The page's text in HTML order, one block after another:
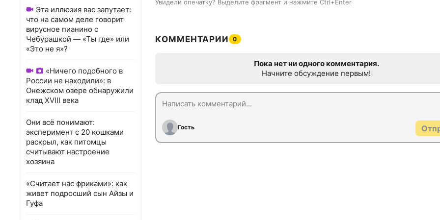
Эта иллюзия вас запутает:
что на самом деле говорит
вирусное пианино с
Чебурашкой — «Ты где» или
«Это не я»?
«Ничего подобного в
России не находили»: в
Онежском озере обнаружили
клад XVIII века
Они всё понимают:
эксперимент с 20 кошками
раскрыл, как питомцы
считывают настроение
хозяина
«Считает нас фриками»: как
живет подросший сын Айзы и
Гуфа
Увидели опечатку? Выделите фрагмент и нажмите Ctrl+Enter
КОММЕНТАРИИ 0
Пока нет ни одного комментария.
Начните обсуждение первым!
Гость